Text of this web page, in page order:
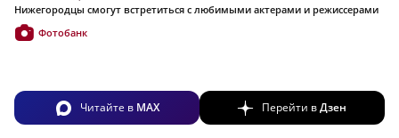
Нижегородцы смогут встретиться с любимыми актерами и режиссерами
Фотобанк
Читайте в MAX Перейти вДзен